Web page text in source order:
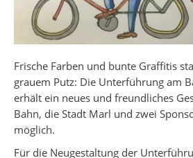
Frische Farben und bunte Graffitis
grauem Putz: Die Unterführung am
erhält ein neues und freundliches
Bahn, die Stadt Marl und zwei
möglich.
Für die Neugestaltung der